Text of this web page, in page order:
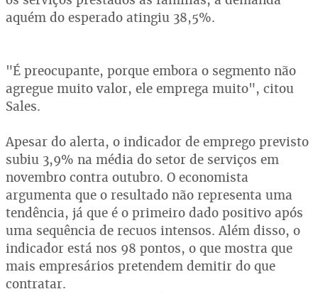
aquém do esperado atingiu 38,5%.
"É preocupante, porque embora o segmento não
agregue muito valor, ele emprega muito", citou
Sales.
Apesar do alerta, o indicador de emprego previsto
subiu 3,9% na média do setor de serviços em
novembro contra outubro. O economista
argumenta que o resultado não representa uma
tendência, já que é o primeiro dado positivo após
uma sequência de recuos intensos. Além disso, o
indicador está nos 98 pontos, o que mostra que
mais empresários pretendem demitir do que
contratar.